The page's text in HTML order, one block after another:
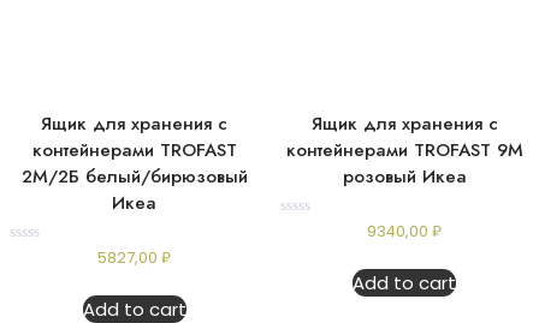
Ящик для хранения с
контейнерами TROFAST
2М/2Б белый/бирюзовый
Икеа
5827,00₽
Add to cart
Ящик для хранения с
контейнерами TROFAST 9М
розовый Икеа
9340,00₽
Add to cart